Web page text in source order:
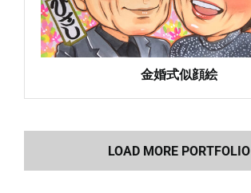
金婚式似顔絵
LOAD MORE PORTFOLIO